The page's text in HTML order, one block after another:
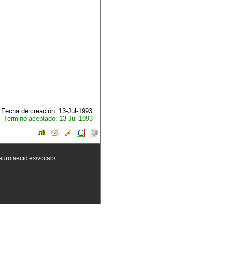
Fecha de creación: 13-Jul-1993
Término aceptado: 13-Jul-1993
vocab/